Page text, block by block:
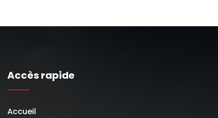
Accès rapide
Accueil